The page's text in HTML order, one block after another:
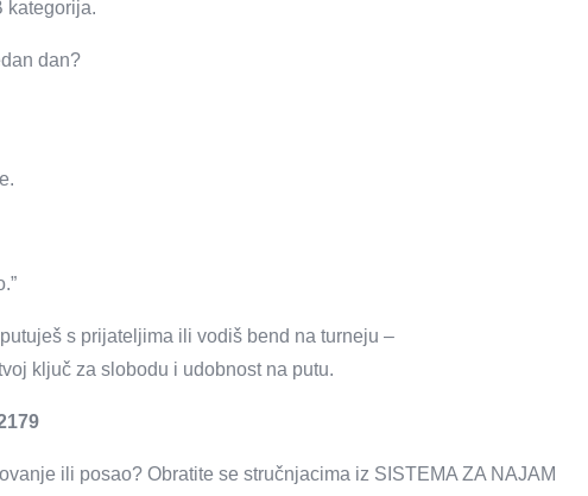
kategorija.
dan?
s prijateljima ili vodiš bend na turneju –
ključ za slobodu i udobnost na putu.
ili posao? Obratite se stručnjacima iz SISTEMA ZA NAJAM